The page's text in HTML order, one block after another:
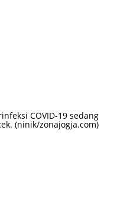
COVID-19 sedang
(ninik/zonajogja.com)